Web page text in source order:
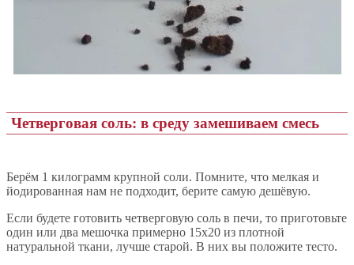
Четверговая соль: в среду замешиваем смесь
Берём 1 килограмм крупной соли. Помните, что мелкая и
йодированная нам не подходит, берите самую дешёвую.
Если будете готовить четверговую соль в печи, то приготовьте
один или два мешочка примерно 15х20 из плотной
натуральной ткани, лучше старой. В них вы положите тесто.